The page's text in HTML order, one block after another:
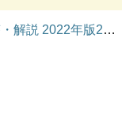
援と社会保障制度 ; D 基礎看護学